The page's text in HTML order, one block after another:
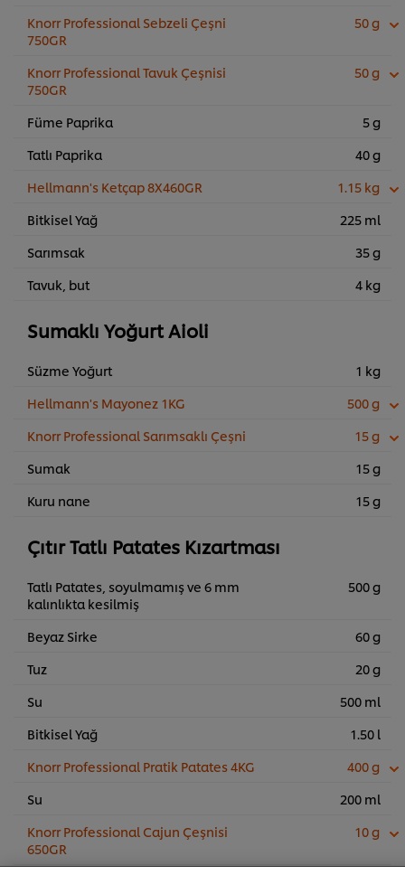
Knorr Professional Sebzeli Çeşni
750GR
50 g
Knorr Professional Tavuk Çeşnisi
750GR
50 g
Füme Paprika
5 g
Tatlı Paprika
40 g
Hellmann's Ketçap 8X460GR
1.15 kg
Bitkisel Yağ
225 ml
Sarımsak
35 g
Tavuk, but
4 kg
Sumaklı Yoğurt Aioli
Süzme Yoğurt
1 kg
Hellmann's Mayonez 1KG
500 g
Knorr Professional Sarımsaklı Çeşni
15 g
Sumak
15 g
Kuru nane
15 g
Çıtır Tatlı Patates Kızartması
Tatlı Patates, soyulmamış ve 6 mm
kalınlıkta kesilmiş
500 g
Beyaz Sirke
60 g
Tuz
20 g
Su
500 ml
Bitkisel Yağ
1.50 l
Knorr Professional Pratik Patates 4KG
400 g
Su
200 ml
Knorr Professional Cajun Çeşnisi
650GR
10 g
benzeri teknikleri) kullanıyoruz. Çerezler, belirli
sosyal paylaşım işlevini (Facebook, Instagram vb. için)